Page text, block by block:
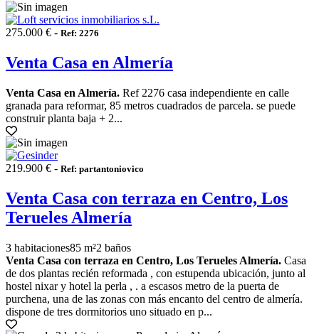
275.000 € - Ref: 2276
Venta Casa en Almería
Venta Casa en Almería. Ref 2276 casa independiente en calle
granada para reformar, 85 metros cuadrados de parcela. se puede
construir planta baja + 2...
219.900 € - Ref: partantoniovico
Venta Casa con terraza en Centro, Los
Terueles Almería
3 habitaciones85 m²2 baños
Venta Casa con terraza en Centro, Los Terueles Almería. Casa
de dos plantas recién reformada , con estupenda ubicación, junto al
hostel nixar y hotel la perla , . a escasos metro de la puerta de
purchena, una de las zonas con más encanto del centro de almería.
dispone de tres dormitorios uno situado en p...